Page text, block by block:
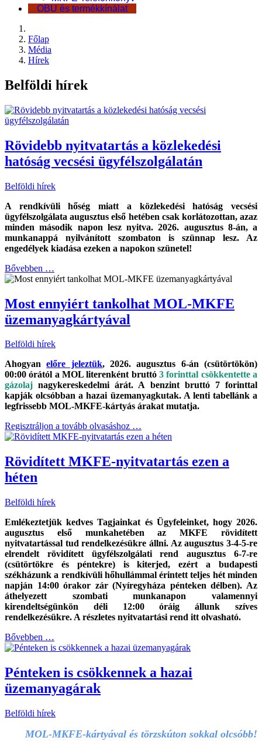
OBU és termékkínálat
Főlap
Média
Hírek
Belföldi hírek
Rövidebb nyitvatartás a közlekedési
hatóság vecsési ügyfélszolgálatán
Belföldi hírek
A rendkívüli hőség miatt a közlekedési hatóság vecsési
ügyfélszolgálata augusztus első hetében csak korlátozottan, azaz
minden második napon lesz nyitva. 2026. augusztus 8-án, a
munkanappá nyilvánított szombaton is szünnap lesz. Az
engedélyek kiadása ezeken a napokon szünetel!
Bővebben …
Most ennyiért tankolhat MOL-MKFE
üzemanyagkártyával
Belföldi hírek
Ahogyanelőre jeleztük, 2026. augusztus 6-án (csütörtökön)
00:00 órától a MOL literenként bruttó 3 forinttal csökkentette a
gázolaj nagykereskedelmi árát. A benzint bruttó 7 forinttal
kapják olcsóbban a hazai üzemanyagkutak. A lenti tabellánk a
legfrissebb MOL-MKFE-kártyás árakat mutatja.
Regisztráljon a tovább olvasáshoz …
Rövidített MKFE-nyitvatartás ezen a
héten
Belföldi hírek
Emlékeztetjük kedves Tagjainkat és Ügyfeleinket, hogy 2026.
augusztus első munkahetében az MKFE rövidített
nyitvatartással tud rendelkezésükre állni. Az augusztus 3-4-5-re
elrendelt rövidített ügyfélszolgálati rend augusztus 6-7-re
(csütörtökre és péntekre) is kiterjed, ezért a budapesti
székházunk a rendkívüli hőhullámmal érintett teljes hét minden
napján 14:00 órakor zár (Nyíregyháza pénteken délben). Az
áthelyezett szombati munkanapon valamennyi
kirendeltségünkön déli 12:00 óráig állunk szíves
rendelkezésükre. A részletes nyitvatartási rend itt olvasható.
Bővebben …
Pénteken is csökkennek a hazai
üzemanyagárak
Belföldi hírek
MOL-MKFE-kártyával és törzskúton sokkal olcsóbb!